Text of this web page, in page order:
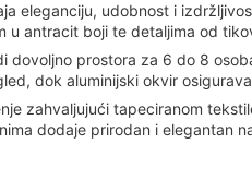
eleganciju, udobnost i
u antracit boji te detaljima od
dovoljno prostora za 6 do 8
dok aluminijski okvir
zahvaljujući tapeciranom
dodaje prirodan i elegantan